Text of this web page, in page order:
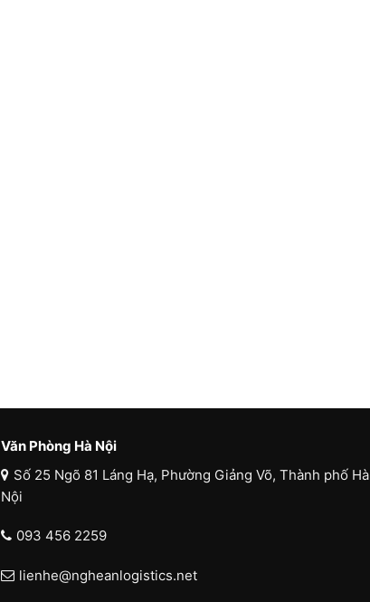
Văn Phòng Hà Nội
Số 25 Ngõ 81 Láng Hạ, Phường Giảng Võ, Thành phố Hà
Nội
093 456 2259
lienhe@ngheanlogistics.net